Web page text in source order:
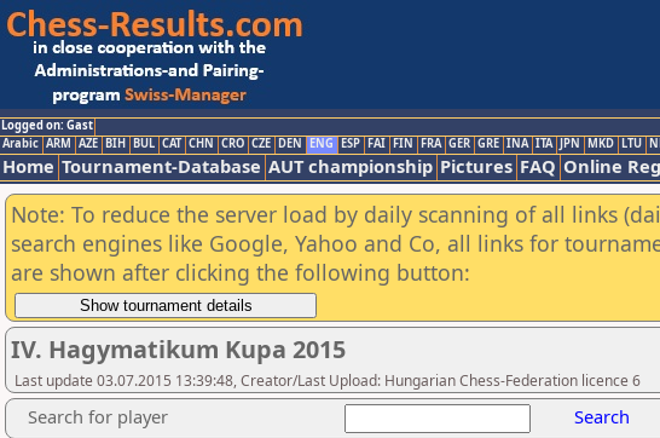
Logged on: Gast
Arabic ARM AZE BIH BUL CAT CHN CRO CZE DEN ENG ESP FAI FIN FRA GER GRE INA ITA JPN MKD LTU
Home Tournament-Database AUT championship Pictures FAQ Online
Note: To reduce the server load by daily scanning of all links
search engines like Google, Yahoo and Co, all links for
are shown after clicking the following button:
IV. Hagymatikum Kupa 2015
Last update 03.07.2015 13:39:48, Creator/Last Upload: Hungarian Chess-Federation licence 6
Search for player Search